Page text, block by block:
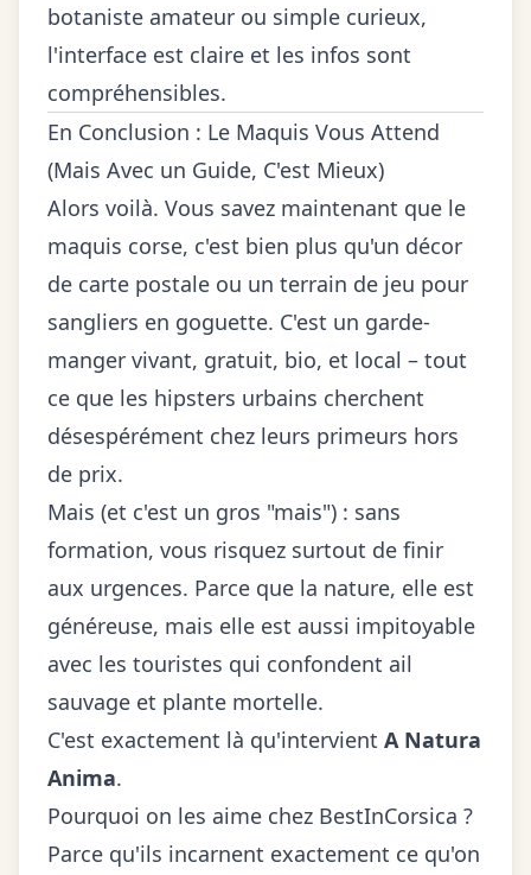
botaniste amateur ou simple curieux,
l'interface est claire et les infos sont
compréhensibles.
En Conclusion : Le Maquis Vous Attend
(Mais Avec un Guide, C'est Mieux)
Alors voilà. Vous savez maintenant que le
maquis corse, c'est bien plus qu'un décor
de carte postale ou un terrain de jeu pour
sangliers en goguette. C'est un garde-
manger vivant, gratuit, bio, et local – tout
ce que les hipsters urbains cherchent
désespérément chez leurs primeurs hors
de prix.
Mais (et c'est un gros "mais") : sans
formation, vous risquez surtout de finir
aux urgences. Parce que la nature, elle est
généreuse, mais elle est aussi impitoyable
avec les touristes qui confondent ail
sauvage et plante mortelle.
C'est exactement là qu'intervient A Natura
Anima.
Pourquoi on les aime chez BestInCorsica ?
Parce qu'ils incarnent exactement ce qu'on